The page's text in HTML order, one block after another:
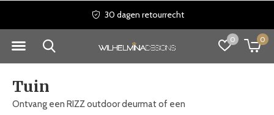
0 0
30 dagen retourrecht
Tuin
Ontvang een RIZZ outdoor deurmat of een